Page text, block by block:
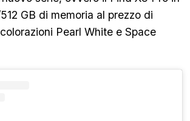
GB di memoria al prezzo di
Pearl White e Space